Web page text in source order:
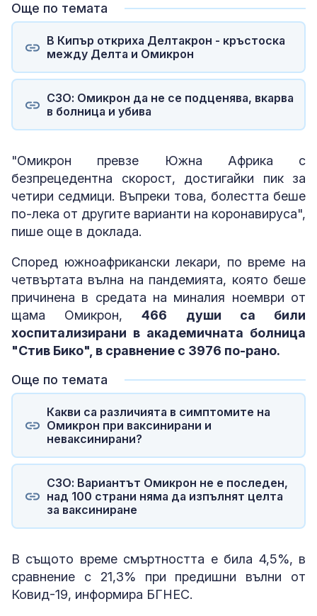
Още по темата
В Кипър откриха Делтакрон - кръстоска
между Делта и Омикрон
СЗО: Омикрон да не се подценява, вкарва
в болница и убива
"Омикрон превзе Южна Африка с
безпрецедентна скорост, достигайки пик за
четири седмици. Въпреки това, болестта беше
по-лека от другите варианти на коронавируса",
пише още в доклада.
Според южноафрикански лекари, по време на
четвъртата вълна на пандемията, която беше
причинена в средата на миналия ноември от
щама Омикрон,466 души са били
хоспитализирани в академичната болница
"Стив Бико", в сравнение с 3976 по-рано.
Още по темата
Какви са различията в симптомите на
Омикрон при ваксинирани и
неваксинирани?
СЗО: Вариантът Омикрон не е последен,
над 100 страни няма да изпълнят целта
за ваксиниране
В същото време смъртността е била 4,5%, в
сравнение с 21,3% при предишни вълни от
Ковид-19, информира БГНЕС.